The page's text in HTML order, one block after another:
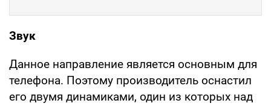
Звук
Данное направление является основным для
телефона. Поэтому производитель оснастил
его двумя динамиками, один из которых над